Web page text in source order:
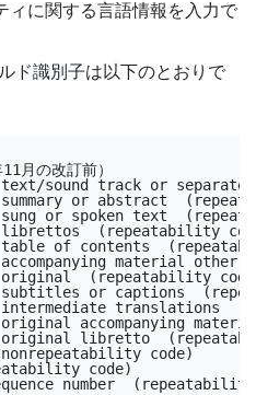
ィに関する言語情報を入力で
ド識別子は以下のとおりで
月の改訂前）
text/sound track or
summary or abstract
sung or spoken text
librettos  (repeatability
table of contents
accompanying material
original  (repeatability
subtitles or captions
intermediate translations
original accompanying
original libretto
code)
code)
number